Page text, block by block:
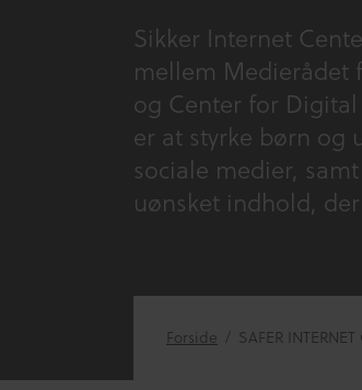
Forside / SAFER
Sikker Internet
mellem Medierådet
og Center for
er at styrke børn og
sociale medier,
uønsket indhold,